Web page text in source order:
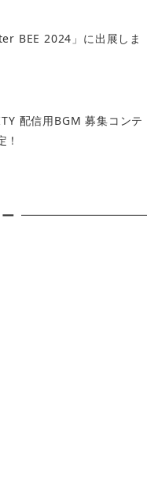
BEE 2024」に出展しま
配信用BGM 募集コンテ